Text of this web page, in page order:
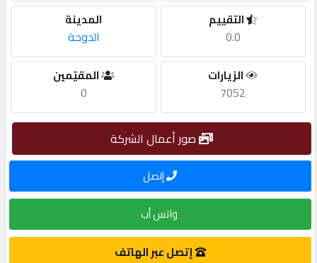
مطلوب
طلب
الاحصائيات
مميزة
المدينة
الدوحة
التقييم
0.0
المقيّمين
0
الزيارات
7052
صور أعمال الشركة
إتصل
واتس أب
إتصل عبر الهاتف